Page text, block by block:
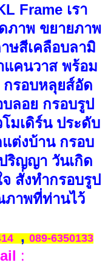
Frame เรา
ภาพ ขยายภาพ
ษสีเคลือบลามิ
แคนวาส พร้อม
รอบหลุยส์อัด
ลอย กรอบรูป
มเดิร์น ประดับ
ต่งบ้าน กรอบ
ริญญา วันเกิด
สั่งทำกรอบรูป
ภาพที่ท่านไว้
, 089-6350133
: